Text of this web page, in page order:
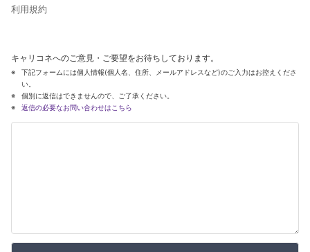
利用規約
キャリコネへのご意見・ご要望をお待ちしております。
下記フォームには個人情報(個人名、住所、メールアドレスなど)のご入力はお控えくださ
い。
個別に返信はできませんので、ご了承ください。
返信の必要なお問い合わせはこちら